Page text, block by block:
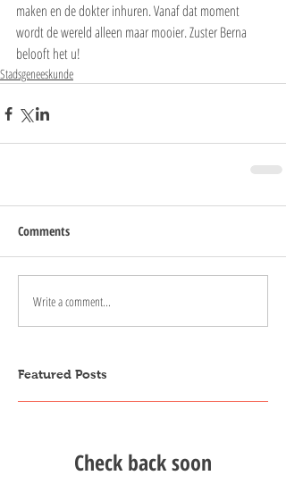
maken en de dokter inhuren. Vanaf dat moment
wordt de wereld alleen maar mooier. Zuster Berna
belooft het u!
Stadsgeneeskunde
Comments
Write a comment...
Featured Posts
Check back soon